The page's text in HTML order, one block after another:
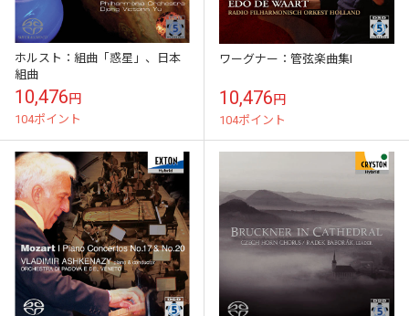
ホルスト：組曲「惑星」、日本
組曲
10,476円
104ポイント
ワーグナー：管弦楽曲集I
10,476円
104ポイント